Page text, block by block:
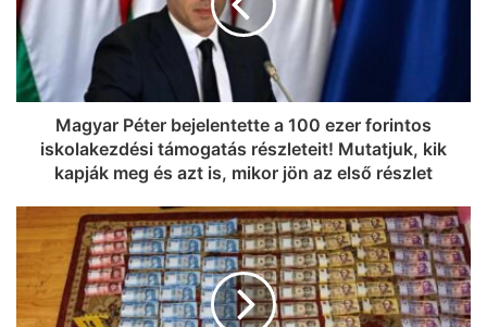
Magyar Péter bejelentette a 100 ezer forintos
iskolakezdési támogatás részleteit! Mutatjuk, kik
kapják meg és azt is, mikor jön az első részlet